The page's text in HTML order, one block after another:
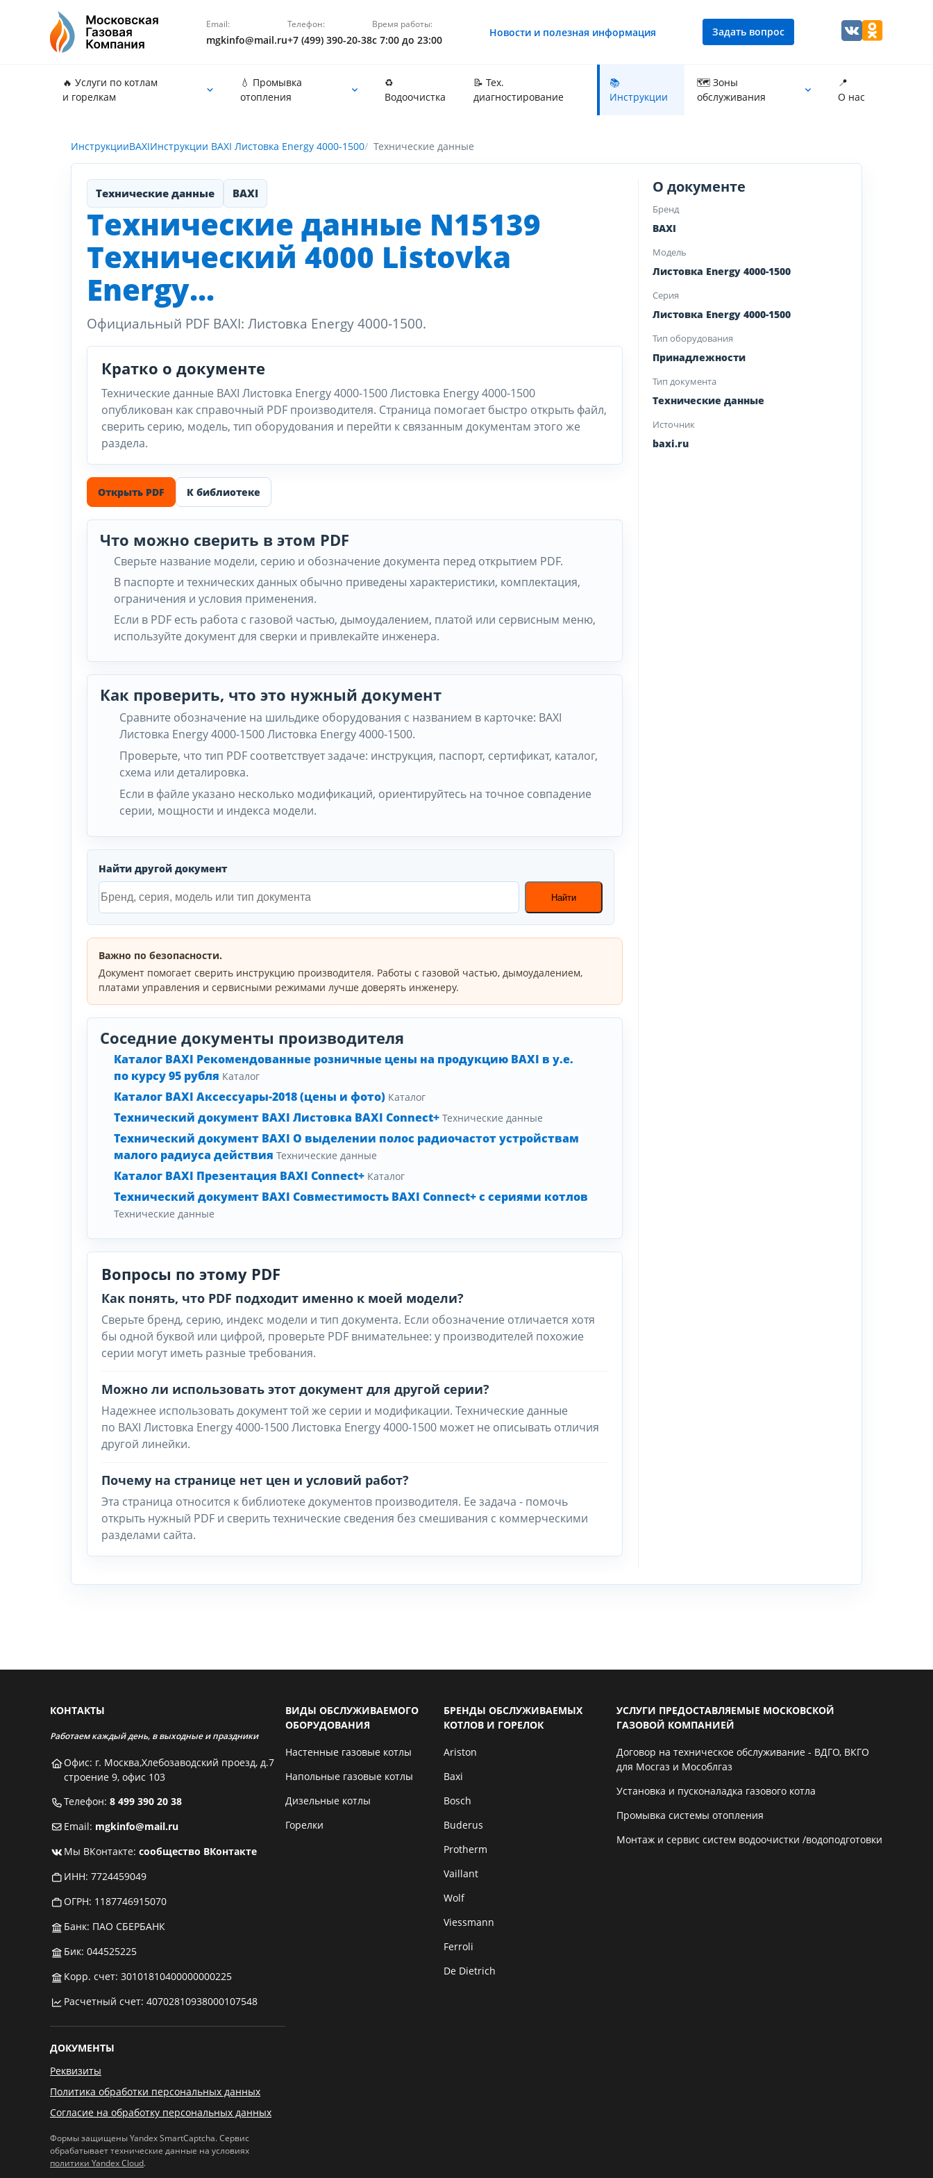
Email:
mgkinfo@mail.ru
Телефон:
+7 (499) 390-20-38
Время работы:
с 7:00 до 23:00
Новости и полезная информация Задать вопрос
🔥 Услуги по котлам
и горелкам
💧 Промывка
отопления
♻️
Водоочистка
📝 Тех.
диагностирование
📚
Инструкции
🗺 Зоны
обслуживания
📍
О нас
ИнструкцииBAXIИнструкции BAXI Листовка Energy 4000-1500 Технические данные
Технические данные BAXI
Технические данные N15139
Технический 4000 Listovka
Energy...
Официальный PDF BAXI: Листовка Energy 4000-1500.
Кратко о документе
Технические данные BAXI Листовка Energy 4000-1500 Листовка Energy 4000-1500
опубликован как справочный PDF производителя. Страница помогает быстро открыть файл,
сверить серию, модель, тип оборудования и перейти к связанным документам этого же
раздела.
Открыть PDF К библиотеке
Что можно сверить в этом PDF
Сверьте название модели, серию и обозначение документа перед открытием PDF.
В паспорте и технических данных обычно приведены характеристики, комплектация,
ограничения и условия применения.
Если в PDF есть работа с газовой частью, дымоудалением, платой или сервисным меню,
используйте документ для сверки и привлекайте инженера.
Как проверить, что это нужный документ
Сравните обозначение на шильдике оборудования с названием в карточке: BAXI
Листовка Energy 4000-1500 Листовка Energy 4000-1500.
Проверьте, что тип PDF соответствует задаче: инструкция, паспорт, сертификат, каталог,
схема или деталировка.
Если в файле указано несколько модификаций, ориентируйтесь на точное совпадение
серии, мощности и индекса модели.
Найти другой документ
Найти
Важно по безопасности.
Документ помогает сверить инструкцию производителя. Работы с газовой частью, дымоудалением,
платами управления и сервисными режимами лучше доверять инженеру.
Соседние документы производителя
Каталог BAXI Рекомендованные розничные цены на продукцию BAXI в у.е.
по курсу 95 рубля Каталог
Каталог BAXI Аксессуары-2018 (цены и фото) Каталог
Технический документ BAXI Листовка BAXI Connect+ Технические данные
Технический документ BAXI О выделении полос радиочастот устройствам
малого радиуса действия Технические данные
Каталог BAXI Презентация BAXI Connect+ Каталог
Технический документ BAXI Совместимость BAXI Connect+ с сериями котлов
Технические данные
Вопросы по этому PDF
Как понять, что PDF подходит именно к моей модели?
Сверьте бренд, серию, индекс модели и тип документа. Если обозначение отличается хотя
бы одной буквой или цифрой, проверьте PDF внимательнее: у производителей похожие
серии могут иметь разные требования.
Можно ли использовать этот документ для другой серии?
Надежнее использовать документ той же серии и модификации. Технические данные
по BAXI Листовка Energy 4000-1500 Листовка Energy 4000-1500 может не описывать отличия
другой линейки.
Почему на странице нет цен и условий работ?
Эта страница относится к библиотеке документов производителя. Ее задача - помочь
открыть нужный PDF и сверить технические сведения без смешивания с коммерческими
разделами сайта.
О документе
Бренд
BAXI
Модель
Листовка Energy 4000-1500
Серия
Листовка Energy 4000-1500
Тип оборудования
Принадлежности
Тип документа
Технические данные
Источник
baxi.ru
КОНТАКТЫ
Работаем каждый день, в выходные и праздники
Офис: г. Москва,Хлебозаводский проезд, д.7
строение 9, офис 103
Телефон: 8 499 390 20 38
Email: mgkinfo@mail.ru
Мы ВКонтакте: сообщество ВКонтакте
ИНН: 7724459049
ОГРН: 1187746915070
Банк: ПАО СБЕРБАНК
Бик: 044525225
Корр. счет: 30101810400000000225
Расчетный счет: 40702810938000107548
ДОКУМЕНТЫ
Реквизиты
Политика обработки персональных данных
Согласие на обработку персональных данных
Формы защищены Yandex SmartCaptcha. Сервис
обрабатывает технические данные на условиях
политики Yandex Cloud.
ВИДЫ ОБСЛУЖИВАЕМОГО
ОБОРУДОВАНИЯ
Настенные газовые котлы
Напольные газовые котлы
Дизельные котлы
Горелки
БРЕНДЫ ОБСЛУЖИВАЕМЫХ
КОТЛОВ И ГОРЕЛОК
Ariston
Baxi
Bosch
Buderus
Protherm
Vaillant
Wolf
Viessmann
Ferroli
De Dietrich
УСЛУГИ ПРЕДОСТАВЛЯЕМЫЕ МОСКОВСКОЙ
ГАЗОВОЙ КОМПАНИЕЙ
Договор на техническое обслуживание - ВДГО, ВКГО
для Мосгаз и Мособлгаз
Установка и пусконаладка газового котла
Промывка системы отопления
Монтаж и сервис систем водоочистки /водоподготовки